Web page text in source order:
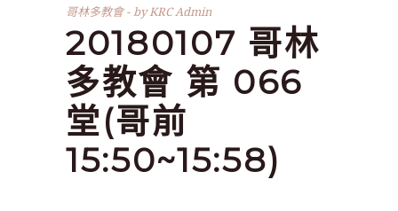
哥林多教會 byKRC Admin
20180107 哥林
多教會 第 066
堂(哥前
15:50~15:58)